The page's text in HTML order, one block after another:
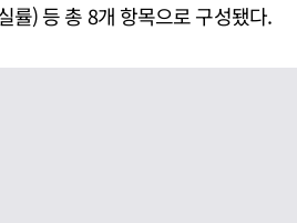
률) 등 총 8개 항목으로 구성됐다.